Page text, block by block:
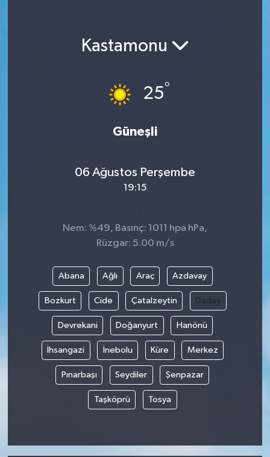
Kastamonu
25°
Güneşli
06 Ağustos Perşembe
19:15
Nem: %49, Basınç: 1011 hpa hPa,
Rüzgar: 5.00 m/s
Abana Ağlı Araç Azdavay
Bozkurt Cide Çatalzeytin Daday
Devrekani Doğanyurt Hanönü
İhsangazi İnebolu Küre Merkez
Pınarbaşı Seydiler Şenpazar
Taşköprü Tosya